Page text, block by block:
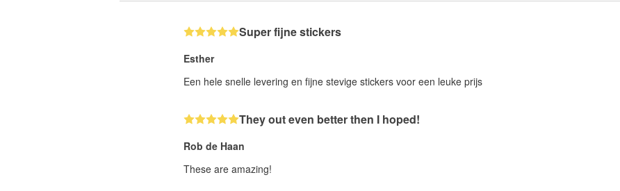
Super fijne stickers
Esther
Een hele snelle levering en fijne stevige stickers voor een leuke prijs
They out even better then I hoped!
Rob de Haan
These are amazing!